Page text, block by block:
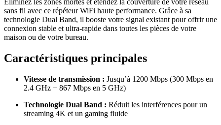
sans fil avec ce répéteur WiFi haute performance. Grâce à sa
technologie Dual Band, il booste votre signal existant pour offrir une
connexion stable et ultra-rapide dans toutes les pièces de votre
maison ou de votre bureau.
Caractéristiques principales
Vitesse de transmission : Jusqu’à 1200 Mbps (300 Mbps en
2.4 GHz + 867 Mbps en 5 GHz)
Technologie Dual Band : Réduit les interférences pour un
streaming 4K et un gaming fluide